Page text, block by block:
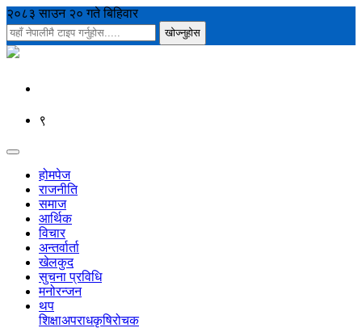
२०८३ साउन २० गते बिहिवार
९
होमपेज
राजनीति
समाज
आर्थिक
विचार
अन्तर्वार्ता
खेलकुद
सुचना प्रविधि
मनोरन्जन
थप
शिक्षाअपराधकृषिरोचक